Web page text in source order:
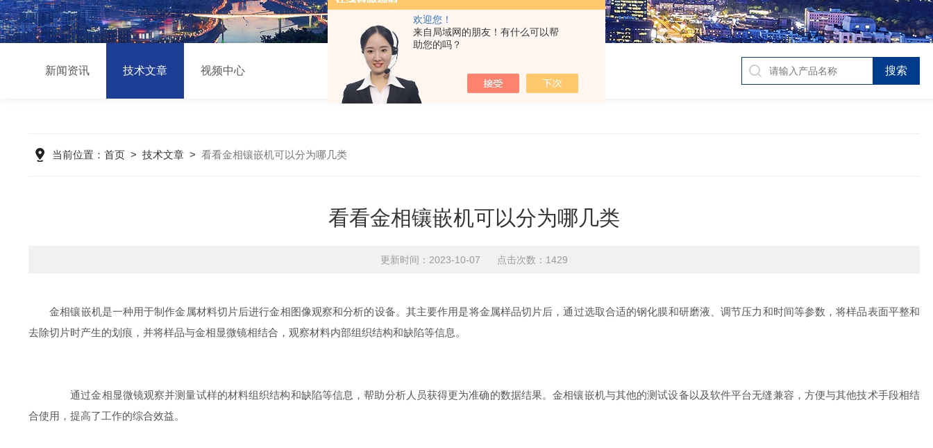
欢迎您！
来自局域网的朋友！有什么可以帮
助您的吗？
新闻资讯 技术文章 视频中心
当前位置： 首页> 技术文章> 看看金相镶嵌机可以分为哪几类
看看金相镶嵌机可以分为哪几类
更新时间：2023-10-07 点击次数：1429
金相镶嵌机是一种用于制作金属材料切片后进行金相图像观察和分析的设备。其主要作用是将金属样品切片后，通过选取合适的钢化膜和研磨液、调节压力和时间等参数，将样品表面平整和
去除切片时产生的划痕，并将样品与金相显微镜相结合，观察材料内部组织结构和缺陷等信息。
通过金相显微镜观察并测量试样的材料组织结构和缺陷等信息，帮助分析人员获得更为准确的数据结果。金相镶嵌机与其他的测试设备以及软件平台无缝兼容，方便与其他技术手段相结
合使用，提高了工作的综合效益。